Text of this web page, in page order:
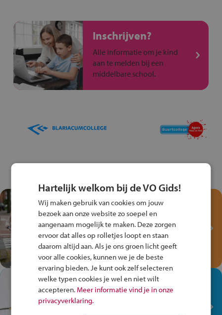
Inschrijven?
Alle informatie om je kind
aan te melden bij een
middelbare school.
Test je kennis met het
Fiets Veilig
Verkeersspel!
Speel het Fiets Veilig Verkeersspel
en win een Cortina-fiets!
In de winkel ben je op je
plek!
Hartelijk welkom bij de VO Gids!
Wij maken gebruik van cookies om jouw
bezoek aan onze website zo soepel en
aangenaam mogelijk te maken. Deze zorgen
ervoor dat alles op rolletjes loopt en staan
daarom altijd aan. Als je ons groen licht geeft
voor alle cookies, kunnen we je de beste
ervaring bieden. Je kunt ook zelf selecteren
welke typen cookies je wel en niet wilt
accepteren. Meer informatie vind je in onze
privacyverklaring.